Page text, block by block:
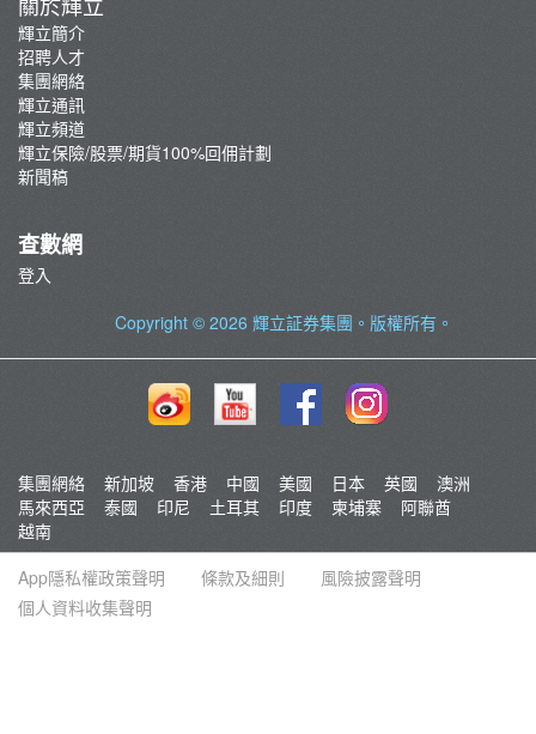
輝立簡介
招聘人才
集團網絡
輝立通訊
輝立頻道
輝立保險/股票/期貨100%回佣計劃
新聞稿
查數網
登入
Copyright © 2026 輝立証券集團 。版權所有。
集團網絡 新加坡 香港 中國 美國 日本 英國
澳洲
馬來西亞
泰國 印尼 土耳其 印度 柬埔寨
阿聯酋
越南
App隱私權政策聲明
條款及細則
風險披露聲明
個人資料收集聲明